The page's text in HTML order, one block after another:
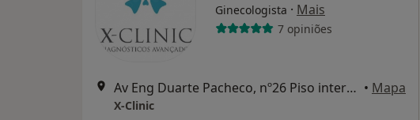
Ginecologista · Mais
7 opiniões
Av Eng Duarte Pacheco, nº26 Piso intermédio, Lisboa • Mapa
X-Clinic